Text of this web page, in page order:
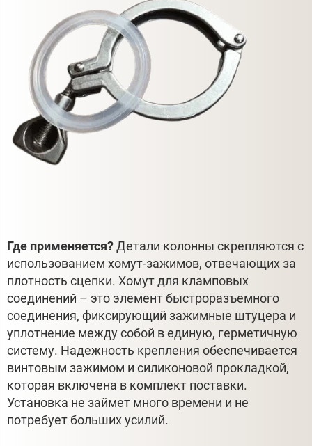
Где применяется?Детали колонны скрепляются с
использованием хомут-зажимов, отвечающих за
плотность сцепки. Хомут для кламповых
соединений – это элемент быстроразъемного
соединения, фиксирующий зажимные штуцера и
уплотнение между собой в единую, герметичную
систему. Надежность крепления обеспечивается
винтовым зажимом и силиконовой прокладкой,
которая включена в комплект поставки.
Установка не займет много времени и не
потребует больших усилий.